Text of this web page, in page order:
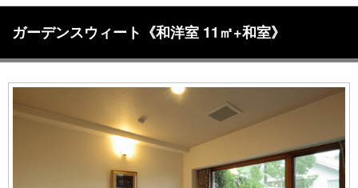
ガーデンスウィート《和洋室 11㎡+和室》